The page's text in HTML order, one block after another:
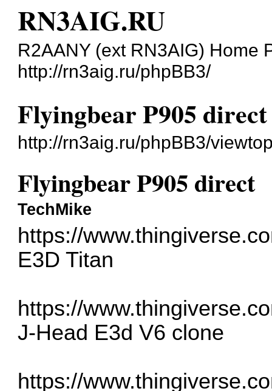
RN3AIG.RU
R2AANY (ext RN3AIG) Home
http://rn3aig.ru/phpBB3/
Flyingbear P905 direct
http://rn3aig.ru/phpBB3/
Flyingbear P905 direct
TechMike
https://
E3D Titan
https://
J-Head E3d V6 clone
https://